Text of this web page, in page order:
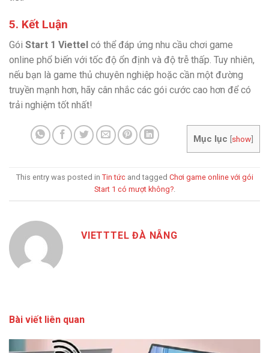
5. Kết Luận
Gói Start 1 Viettel có thể đáp ứng nhu cầu chơi game
online phổ biến với tốc độ ổn định và độ trễ thấp. Tuy nhiên,
nếu bạn là game thủ chuyên nghiệp hoặc cần một đường
truyền mạnh hơn, hãy cân nhắc các gói cước cao hơn để có
trải nghiệm tốt nhất!
Mục lục [show]
This entry was posted in Tin tứcand tagged Chơi game online với gói
Start 1 có mượt không?.
VIETTTEL ĐÀ NẴNG
Bài viết liên quan